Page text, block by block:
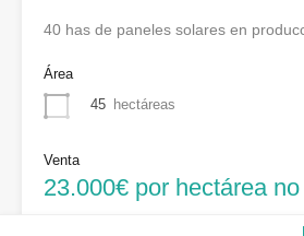
40 has de paneles solares en
Área
45 hectáreas
Venta
23.000€ por hectárea